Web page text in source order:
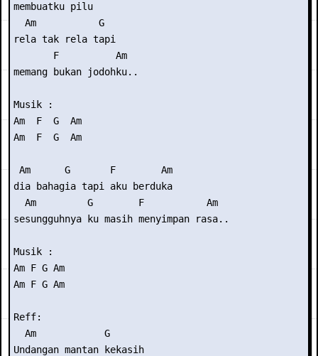
membuatku pilu
  Am           G
rela tak rela tapi
       F          Am
memang bukan jodohku..
Musik :
Am  F  G  Am
Am  F  G  Am
Am      G       F        Am
dia bahagia tapi aku berduka
  Am         G        F           Am
sesungguhnya ku masih menyimpan rasa..
Musik :
Am F G Am
Am F G Am
Reff:
  Am            G
Undangan mantan kekasih